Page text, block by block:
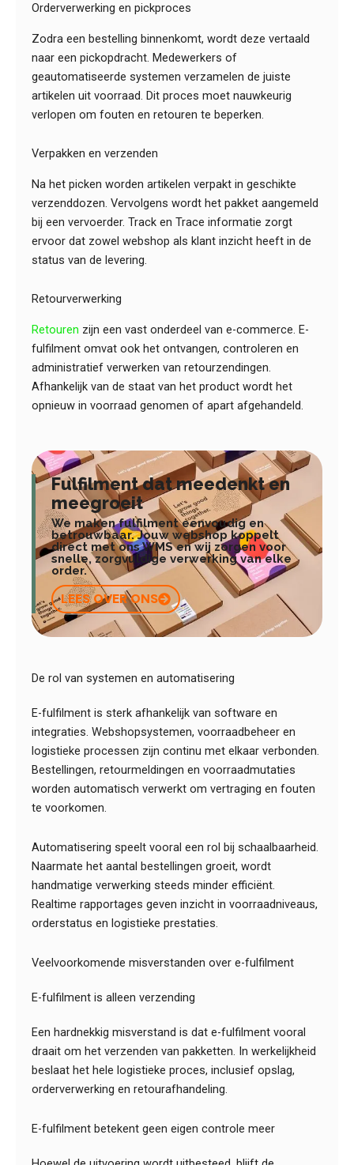
Orderverwerking en pickproces
Zodra een bestelling binnenkomt, wordt deze vertaald
naar een pickopdracht. Medewerkers of
geautomatiseerde systemen verzamelen de juiste
artikelen uit voorraad. Dit proces moet nauwkeurig
verlopen om fouten en retouren te beperken.
Verpakken en verzenden
Na het picken worden artikelen verpakt in geschikte
verzenddozen. Vervolgens wordt het pakket aangemeld
bij een vervoerder. Track en Trace informatie zorgt
ervoor dat zowel webshop als klant inzicht heeft in de
status van de levering.
Retourverwerking
Retouren zijn een vast onderdeel van e-commerce. E-
fulfilment omvat ook het ontvangen, controleren en
administratief verwerken van retourzendingen.
Afhankelijk van de staat van het product wordt het
opnieuw in voorraad genomen of apart afgehandeld.
Fulfilment dat meedenkt en
meegroeit
We maken fulfilment eenvoudig en
betrouwbaar. Jouw webshop koppelt
direct met ons WMS en wij zorgen voor
snelle, zorgvuldige verwerking van elke
order.
LEES OVER ONS
De rol van systemen en automatisering
E-fulfilment is sterk afhankelijk van software en
integraties. Webshopsystemen, voorraadbeheer en
logistieke processen zijn continu met elkaar verbonden.
Bestellingen, retourmeldingen en voorraadmutaties
worden automatisch verwerkt om vertraging en fouten
te voorkomen.
Automatisering speelt vooral een rol bij schaalbaarheid.
Naarmate het aantal bestellingen groeit, wordt
handmatige verwerking steeds minder efficiënt.
Realtime rapportages geven inzicht in voorraadniveaus,
orderstatus en logistieke prestaties.
Veelvoorkomende misverstanden over e-fulfilment
E-fulfilment is alleen verzending
Een hardnekkig misverstand is dat e-fulfilment vooral
draait om het verzenden van pakketten. In werkelijkheid
beslaat het hele logistieke proces, inclusief opslag,
orderverwerking en retourafhandeling.
E-fulfilment betekent geen eigen controle meer